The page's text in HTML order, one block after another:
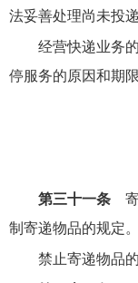
法妥善处理尚未投
经营快递业务
停服务的原因和期
第三十一条寄
制寄递物品的规定。
禁止寄递物品